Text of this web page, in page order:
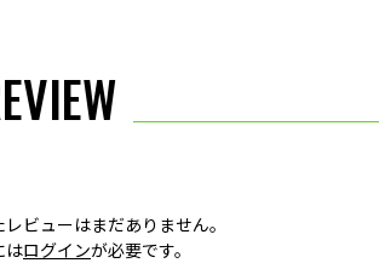
ビューはまだありません。
はログインが必要です。